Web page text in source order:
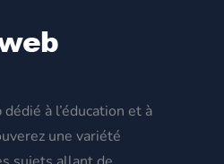
à l’éducation et à
une variété